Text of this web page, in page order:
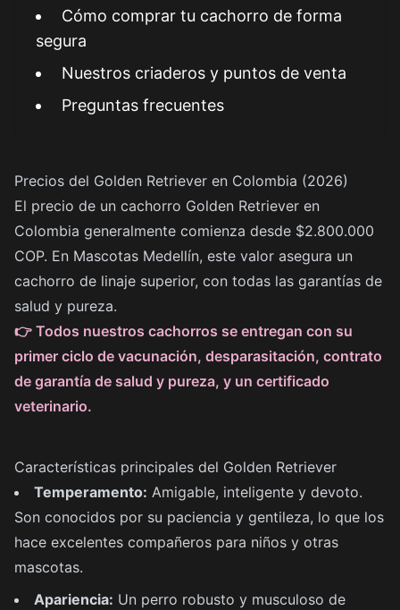
Cómo comprar tu cachorro de forma
segura
Nuestros criaderos y puntos de venta
Preguntas frecuentes
Precios del Golden Retriever en Colombia (2026)
El precio de un cachorro Golden Retriever en
Colombia generalmente comienza desde $2.800.000
COP. En Mascotas Medellín, este valor asegura un
cachorro de linaje superior, con todas las garantías de
salud y pureza.
👉 Todos nuestros cachorros se entregan con su
primer ciclo de vacunación, desparasitación, contrato
de garantía de salud y pureza, y un certificado
veterinario.
Características principales del Golden Retriever
Temperamento: Amigable, inteligente y devoto.
Son conocidos por su paciencia y gentileza, lo que los
hace excelentes compañeros para niños y otras
mascotas.
Apariencia: Un perro robusto y musculoso de